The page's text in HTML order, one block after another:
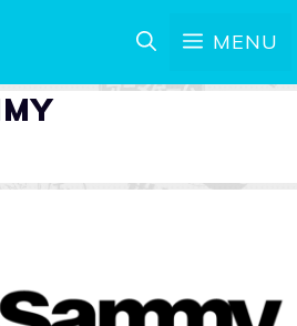
MENU